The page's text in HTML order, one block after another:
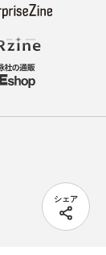
シェア